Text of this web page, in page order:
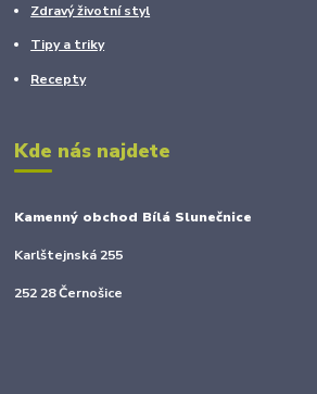
Zdravý životní styl
Tipy a triky
Recepty
Kde nás najdete
Kamenný obchod Bílá Slunečnice
Karlštejnská 255
252 28 Černošice